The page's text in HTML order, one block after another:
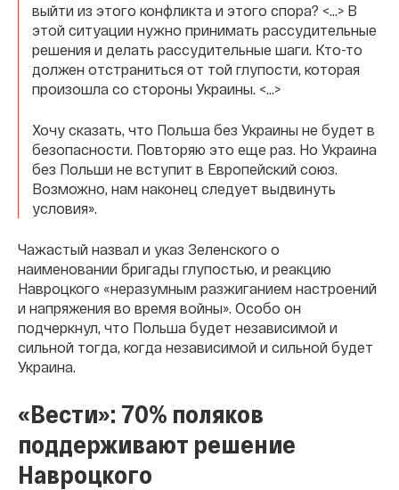
выйти из этого конфликта и этого спора? <…> В
этой ситуации нужно принимать рассудительные
решения и делать рассудительные шаги. Кто-то
должен отстраниться от той глупости, которая
произошла со стороны Украины. <…>
Хочу сказать, что Польша без Украины не будет в
безопасности. Повторяю это еще раз. Но Украина
без Польши не вступит в Европейский союз.
Возможно, нам наконец следует выдвинуть
условия».
Чажастый назвал и указ Зеленского о
наименовании бригады глупостью, и реакцию
Навроцкого «неразумным разжиганием настроений
и напряжения во время войны». Особо он
подчеркнул, что Польша будет независимой и
сильной тогда, когда независимой и сильной будет
Украина.
«Вести»: 70% поляков
поддерживают решение
Навроцкого